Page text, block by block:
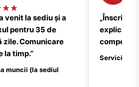
venit la sediu și a
pentru 35 de
zile. Comunicare
la timp.”
muncii (la sediul
explicații
Serviciu: